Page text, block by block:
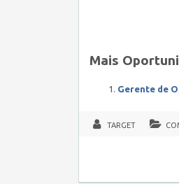
Mais
Gerente de
TARGET